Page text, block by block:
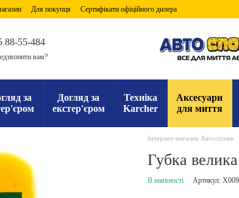
Для покупця Сертифікати офіційного дилера
88-55-484
вам?
за
Догляд за
екстер'єром
Техніка
Karcher
Аксесуари
для миття
Інтернет-магазин Автоспонж
Губка
В наявності Артикул: X009